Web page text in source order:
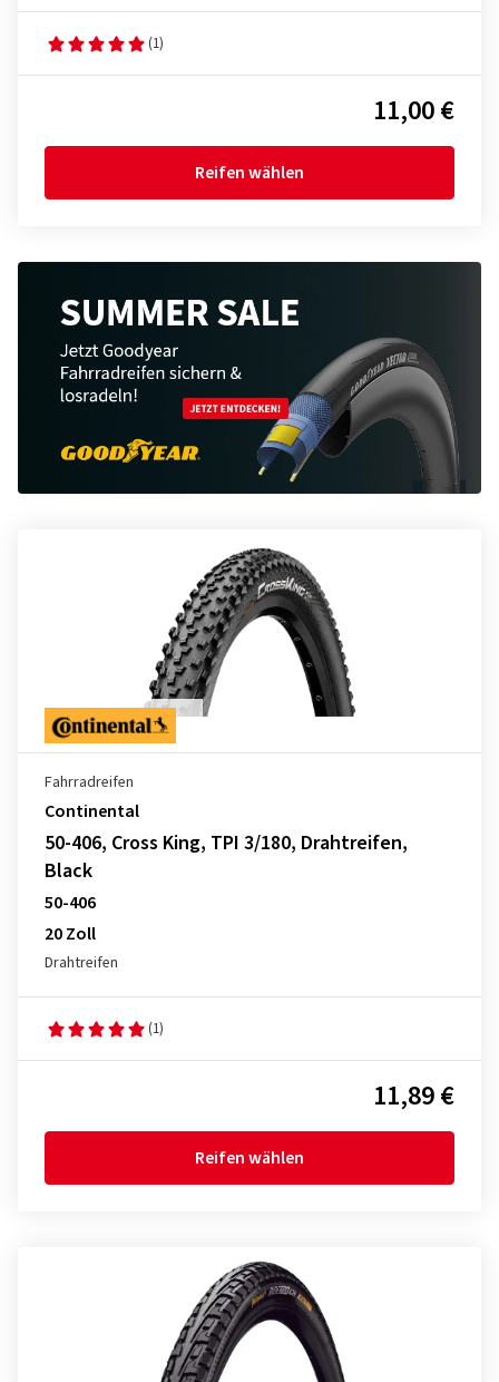
(1)
11,00 €
Reifen wählen
Fahrradreifen
Continental
50-406, Cross King, TPI 3/180, Drahtreifen,
Black
50-406
20 Zoll
Drahtreifen
(1)
11,89 €
Reifen wählen